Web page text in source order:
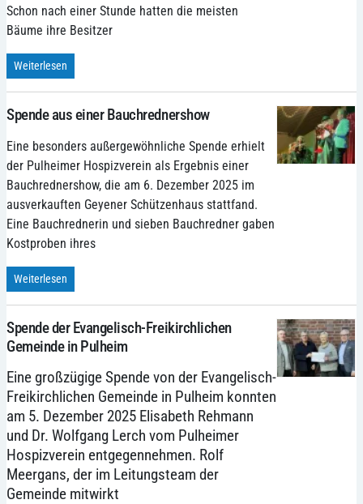
Schon nach einer Stunde hatten die meisten
Bäume ihre Besitzer
Weiterlesen
Spende aus einer Bauchrednershow
Eine besonders außergewöhnliche Spende erhielt
der Pulheimer Hospizverein als Ergebnis einer
Bauchrednershow, die am 6. Dezember 2025 im
ausverkauften Geyener Schützenhaus stattfand.
Eine Bauchrednerin und sieben Bauchredner gaben
Kostproben ihres
Weiterlesen
Spende der Evangelisch-Freikirchlichen
Gemeinde in Pulheim
Eine großzügige Spende von der Evangelisch-
Freikirchlichen Gemeinde in Pulheim konnten
am 5. Dezember 2025 Elisabeth Rehmann
und Dr. Wolfgang Lerch vom Pulheimer
Hospizverein entgegennehmen. Rolf
Meergans, der im Leitungsteam der
Gemeinde mitwirkt